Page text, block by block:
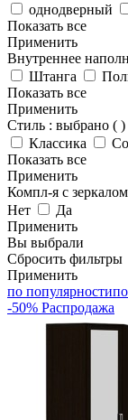
однодверный
Показать все
Применить
Внутреннее
Штанга
Показать все
Применить
Стиль : выбрано ( )
Классика
Показать все
Применить
Компл-я с зеркалом
Нет
Да
Применить
Вы выбрали
Сбросить фильтры
Применить
по популярности
-50% Распродажа